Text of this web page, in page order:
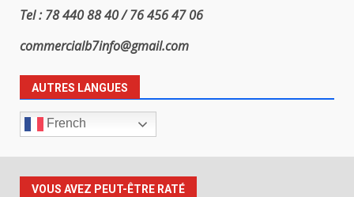
Tel : 78 440 88 40 / 76 456 47 06
commercialb7info@gmail.com
AUTRES LANGUES
French
VOUS AVEZ PEUT-ÊTRE RATÉ